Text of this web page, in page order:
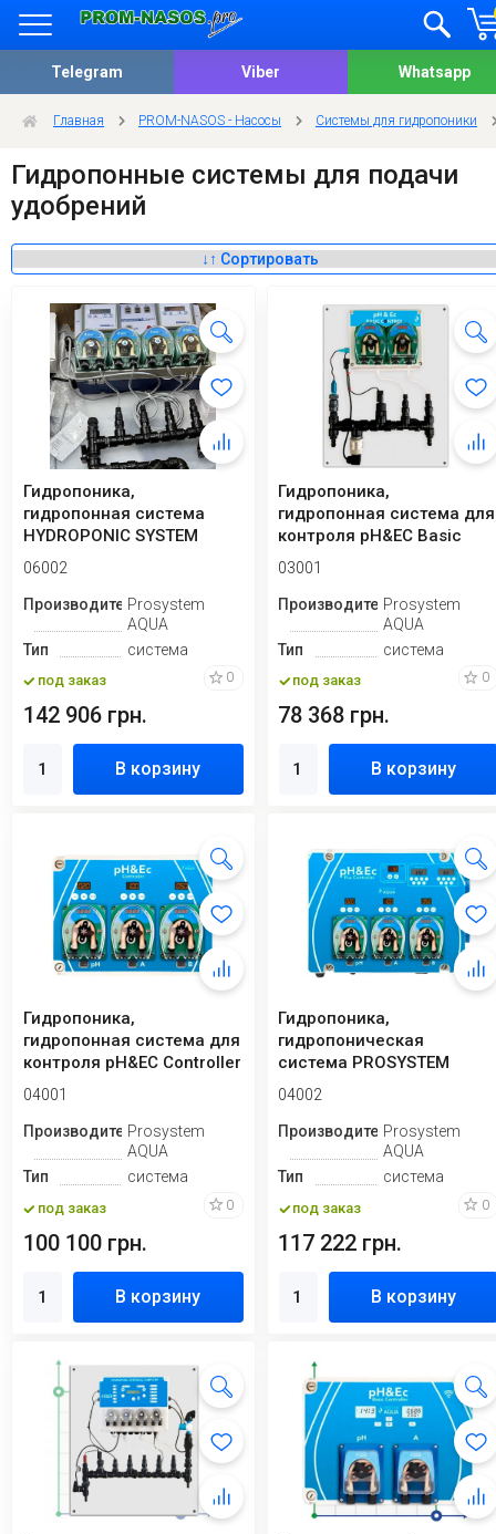
Telegram Viber Whatsapp
Главная PROM-NASOS - Насосы Системы для гидропоники
Гидропонные системы для подачи
удобрений
Гидропоника,
гидропонная система
HYDROPONIC SYSTEM
06002
ПроизводительProsystem
AQUA
Тип
система
под заказ 0
142 906 грн.
В корзину
Гидропоника,
гидропонная система для
контроля pH&EC Basic
Control
03001
ПроизводительProsystem
AQUA
Тип
система
под заказ 0
78 368 грн.
В корзину
Гидропоника,
гидропонная система для
контроля pH&EC Controller
04001
ПроизводительProsystem
AQUA
Тип
система
под заказ 0
100 100 грн.
В корзину
Гидропоника,
гидропоническая
система PROSYSTEM
AQUA с контроллером
pH&EC ...
04002
ПроизводительProsystem
AQUA
Тип
система
под заказ 0
117 222 грн.
В корзину